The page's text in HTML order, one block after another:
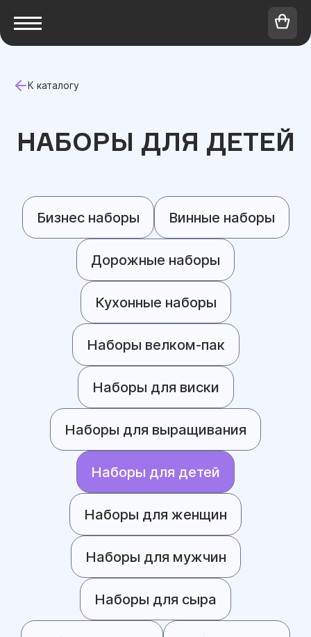
К каталогу
НАБОРЫ ДЛЯ ДЕТЕЙ
Бизнес наборы Винные наборы
Дорожные наборы
Кухонные наборы
Наборы велком-пак
Наборы для виски
Наборы для выращивания
Наборы для детей
Наборы для женщин
Наборы для мужчин
Наборы для сыра